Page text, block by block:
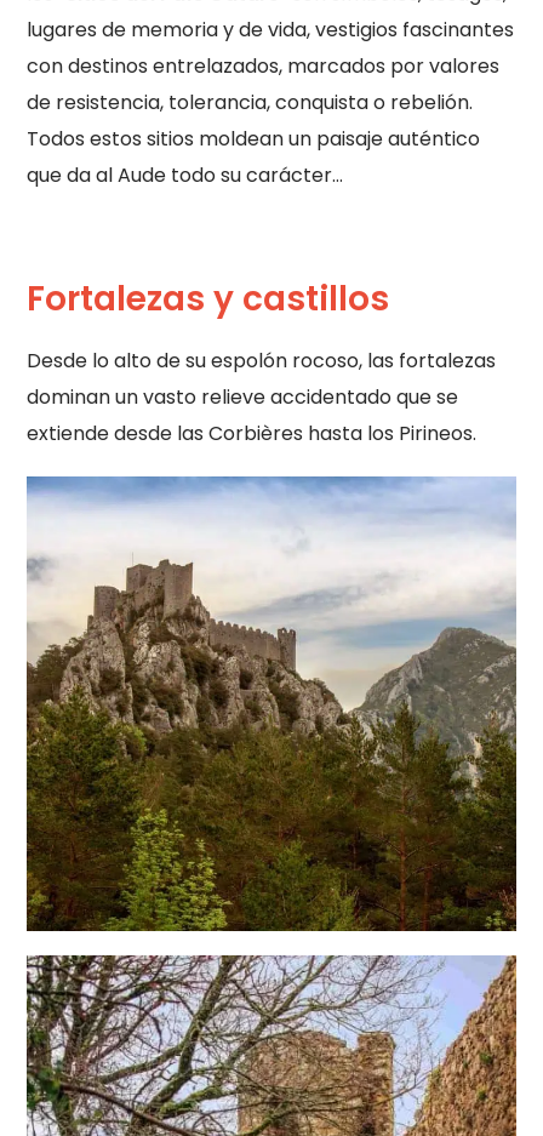
lugares de memoria y de vida, vestigios fascinantes
con destinos entrelazados, marcados por valores
de resistencia, tolerancia, conquista o rebelión.
Todos estos sitios moldean un paisaje auténtico
que da al Aude todo su carácter…
Fortalezas y castillos
Desde lo alto de su espolón rocoso, las fortalezas
dominan un vasto relieve accidentado que se
extiende desde las Corbières hasta los Pirineos.